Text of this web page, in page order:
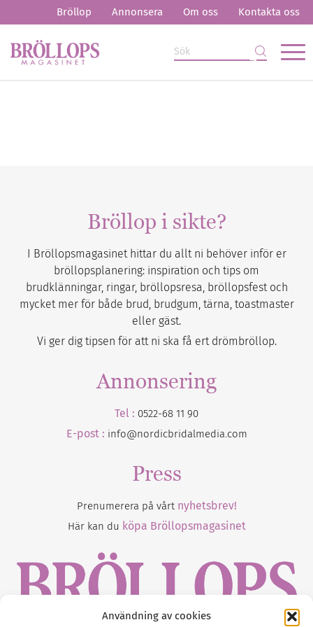
Användning av cookies
Bröllop Annonsera Om oss Kontakta oss
Bröllop i sikte?
I Bröllopsmagasinet hittar du allt ni behöver inför er
bröllopsplanering: inspiration och tips om
brudklänningar, ringar, bröllopsresa, bröllopsfest och
mycket mer för både brud, brudgum, tärna, toastmaster
eller gäst.
Vi ger dig tipsen för att ni ska få ert drömbröllop.
Annonsering
Tel : 0522-68 11 90
E-post : info@nordicbridalmedia.com
Press
Prenumerera på vårt nyhetsbrev!
Här kan du köpa Bröllopsmagasinet